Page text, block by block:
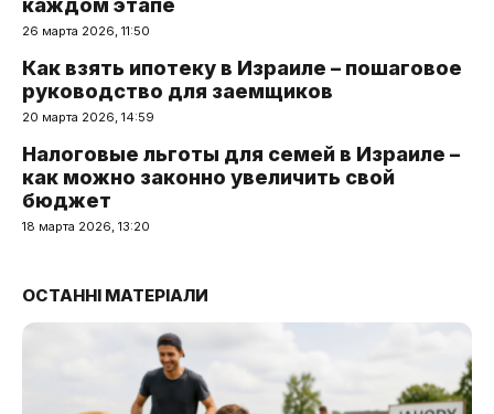
каждом этапе
26 марта 2026, 11:50
Как взять ипотеку в Израиле – пошаговое
руководство для заемщиков
20 марта 2026, 14:59
Налоговые льготы для семей в Израиле –
как можно законно увеличить свой
бюджет
18 марта 2026, 13:20
ОСТАННІ МАТЕРІАЛИ